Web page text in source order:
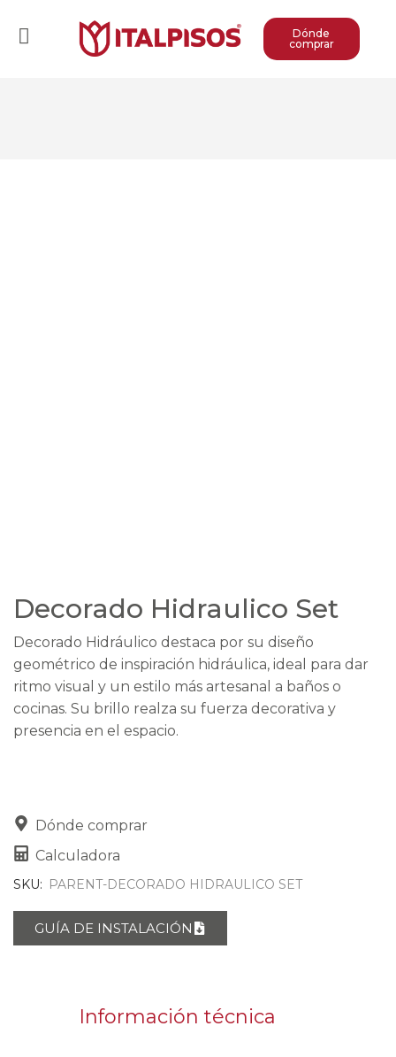
Dónde
comprar
Decorado Hidraulico Set
Decorado Hidráulico destaca por su diseño
geométrico de inspiración hidráulica, ideal para dar
ritmo visual y un estilo más artesanal a baños o
cocinas. Su brillo realza su fuerza decorativa y
presencia en el espacio.
Dónde comprar
Calculadora
SKU: PARENT-DECORADO HIDRAULICO SET
GUÍA DE INSTALACIÓN
Información técnica